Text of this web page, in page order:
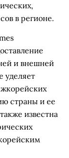
в регионе.
и внешней
уделяет
страны и ее
известна